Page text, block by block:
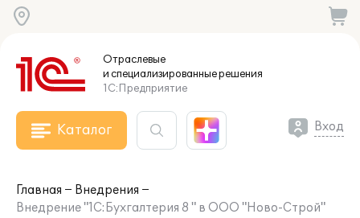
Отраслевые
и специализированныерешения
1С:Предприятие
Каталог Вход
Главная
Внедрения
Внедрение "1С:Бухгалтерия 8 " в ООО "Ново-Строй"